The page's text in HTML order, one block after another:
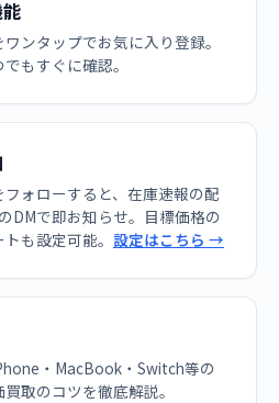
ンタップでお気に入り登録。
もすぐに確認。
ォローすると、在庫速報の配
DMで即お知らせ。目標価格の
も設定可能。 設定はこちら →
・MacBook・Switch等の
取のコツを徹底解説。